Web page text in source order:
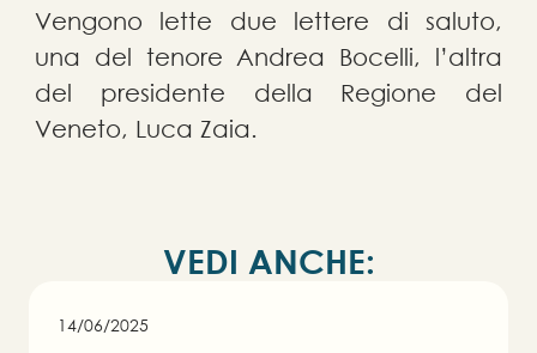
Vengono lette due lettere di saluto,
una del tenore Andrea Bocelli, l’altra
del presidente della Regione del
Veneto, Luca Zaia.
VEDI ANCHE:
14/06/2025